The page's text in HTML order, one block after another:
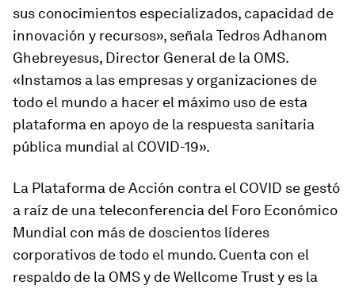
sus conocimientos especializados, capacidad de
innovación y recursos», señala Tedros Adhanom
Ghebreyesus, Director General de la OMS.
«Instamos a las empresas y organizaciones de
todo el mundo a hacer el máximo uso de esta
plataforma en apoyo de la respuesta sanitaria
pública mundial al COVID-19».
La Plataforma de Acción contra el COVID se gestó
a raíz de una teleconferencia del Foro Económico
Mundial con más de doscientos líderes
corporativos de todo el mundo. Cuenta con el
respaldo de la OMS y de Wellcome Trust y es la